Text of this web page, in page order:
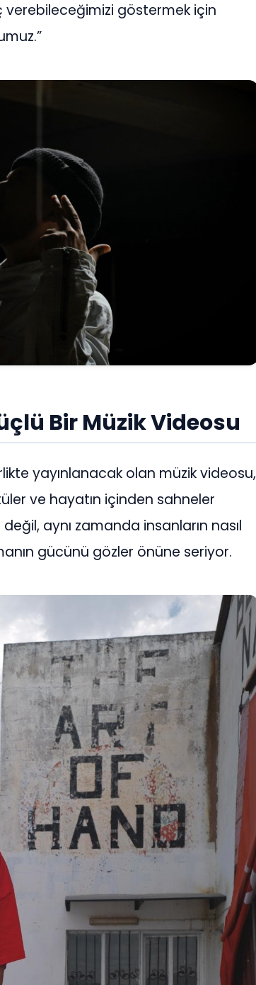
verebileceğimizi göstermek için
Bir Müzik Videosu
yayınlanacak olan müzik videosu,
ve hayatın içinden sahneler
aynı zamanda insanların nasıl
gücünü gözler önüne seriyor.